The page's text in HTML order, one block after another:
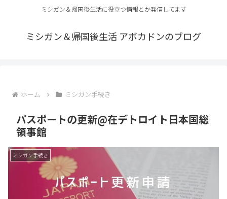
ミシガン＆帰国後生活に役立つ情報とか発信してます
ミシガン＆帰国後生活 アボカドンのブログ
ホーム ミシガン手続き
パスポートの更新@在デトロイト日本国総
領事館
ミシガン手続き